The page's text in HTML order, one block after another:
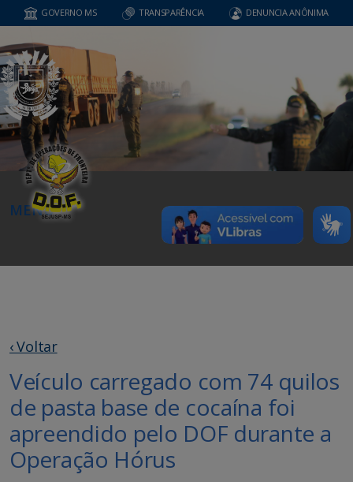
GOVERNO MS TRANSPARÊNCIA DENUNCIA ANÔNIMA
MENU
‹ Voltar
Veículo carregado com 74 quilos
de pasta base de cocaína foi
apreendido pelo DOF durante a
Operação Hórus